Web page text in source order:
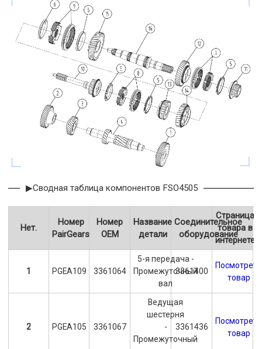
▶Сводная таблица компонентов FSO4505
Нет.
Номер
PairGears
Номер
OEM
Название
детали
Соединительное
оборудование
Страница
товара в
интернете
1 PGEA109 3361064
5-я передача -
Промежуточный
вал
3361400
Посмотреть
товар
2 PGEA105 3361067
Ведущая
шестерня
-
Промежуточный
3361436
Посмотреть
товар